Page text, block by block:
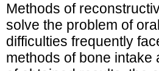
Methods of
solve the problem of
difficulties frequently
methods of bone intake